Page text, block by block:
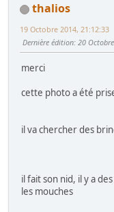
thalios
19 Octobre 2014, 21:12:33
Dernière édition: 20
merci
cette photo a été
il va chercher des
il fait son nid, il y a
les mouches